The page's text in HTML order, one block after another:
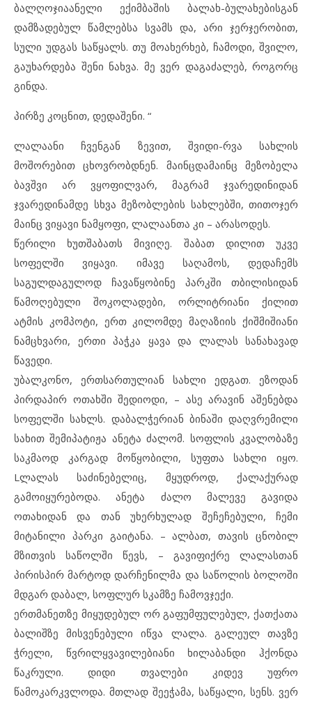
ბალღოჯიაანელი ექიმბაშის ბალახ-ბულახებისგან
დამზადებულ წამლებსა სვამს და, არი ჯერჯერობით,
სული უდგას საწყალს. თუ მოახერხებ, ჩამოდი, შვილო,
გაუხარდება შენი ნახვა. მე ვერ დაგაძალებ, როგორც
გინდა.
პირზე კოცნით, დედაშენი. “
ლალაანი ჩვენგან ზევით, შვიდი-რვა სახლის
მოშორებით ცხოვრობდნენ. მაინცდამაინც მეზობელა
ბავშვი არ ვყოფილვარ, მაგრამ ჯვარედინიდან
ჯვარედინამდე სხვა მეზობლების სახლებში, თითოჯერ
მაინც ვიყავი ნამყოფი, ლალაანთა კი – არასოდეს.
წერილი ხუთშაბათს მივიღე. შაბათ დილით უკვე
სოფელში ვიყავი. იმავე საღამოს, დედაჩემს
საგულდაგულოდ ჩავაწყობინე პარკში თბილისიდან
წამოღებული შოკოლადები, ორლიტრიანი ქილით
ატმის კომპოტი, ერთ კილომდე მაღაზიის ქიშმიშიანი
ნამცხვარი, ერთი პაჭკა ყავა და ლალას სანახავად
წავედი.
უბალკონო, ერთსართულიან სახლი ედგათ. ეზოდან
პირდაპირ ოთახში შედიოდი, – ასე არავინ აშენებდა
სოფელში სახლს. დაბალჭერიან ბინაში დაღვრემილი
სახით შემიპატიჟა ანეტა ძალომ. სოფლის კვალობაზე
საკმაოდ კარგად მოწყობილი, სუფთა სახლი იყო.
Lლალას საძინებელიც, მყუდროდ, ქალაქურად
გამოიყურებოდა. ანეტა ძალო მალევე გავიდა
ოთახიდან და თან უხერხულად შეჩეჩებული, ჩემი
მიტანილი პარკი გაიტანა. – ალბათ, თავის ცნობილ
მზითვის საწოლში წევს, – გავიფიქრე ლალასთან
პირისპირ მარტოდ დარჩენილმა და საწოლის ბოლოში
მდგარ დაბალ, სოფლურ სკამზე ჩამოვჯექი.
ერთმანეთზე მიყუდებულ ორ გაფუმფულებულ, ქათქათა
ბალიშზე მისვენებული იწვა ლალა. გალეულ თავზე
ჭრელი, წვრილყვავილებიანი ხილაბანდი ჰქონდა
წაკრული. დიდი თვალები კიდევ უფრო
წამოკარკვლოდა. მთლად შეეჭამა, საწყალი, სენს. ვერ